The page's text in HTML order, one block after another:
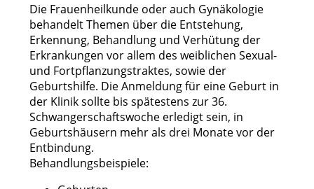
Die Frauenheilkunde oder auch Gynäkologie
behandelt Themen über die Entstehung,
Erkennung, Behandlung und Verhütung der
Erkrankungen vor allem des weiblichen Sexual-
und Fortpflanzungstraktes, sowie der
Geburtshilfe. Die Anmeldung für eine Geburt in
der Klinik sollte bis spätestens zur 36.
Schwangerschaftswoche erledigt sein, in
Geburtshäusern mehr als drei Monate vor der
Entbindung.
Behandlungsbeispiele: